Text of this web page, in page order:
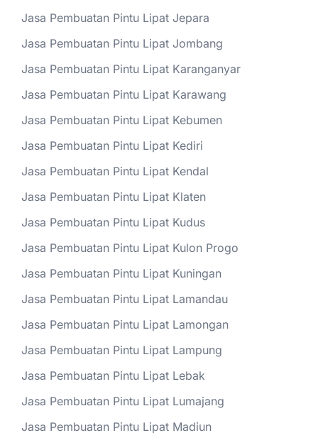
Jasa Pembuatan Pintu Lipat Jepara
Jasa Pembuatan Pintu Lipat Jombang
Jasa Pembuatan Pintu Lipat Karanganyar
Jasa Pembuatan Pintu Lipat Karawang
Jasa Pembuatan Pintu Lipat Kebumen
Jasa Pembuatan Pintu Lipat Kediri
Jasa Pembuatan Pintu Lipat Kendal
Jasa Pembuatan Pintu Lipat Klaten
Jasa Pembuatan Pintu Lipat Kudus
Jasa Pembuatan Pintu Lipat Kulon Progo
Jasa Pembuatan Pintu Lipat Kuningan
Jasa Pembuatan Pintu Lipat Lamandau
Jasa Pembuatan Pintu Lipat Lamongan
Jasa Pembuatan Pintu Lipat Lampung
Jasa Pembuatan Pintu Lipat Lebak
Jasa Pembuatan Pintu Lipat Lumajang
Jasa Pembuatan Pintu Lipat Madiun